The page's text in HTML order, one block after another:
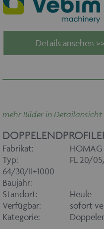
Details ansehen >>
mehr Bilder in Detailansicht
Fabrikat:
HOMAG
Typ:
FL 20/
64/30/II+1000
Baujahr:
Standort:
Heule
Verfügbar:
sofort
Kategorie: